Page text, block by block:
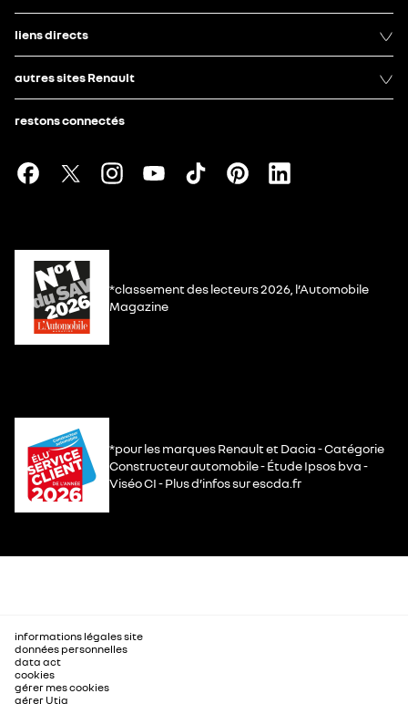
liens directs
autres sites Renault
restons connectés
*classement des lecteurs 2026, l’Automobile
Magazine
*pour les marques Renault et Dacia - Catégorie
Constructeur automobile - Étude Ipsos bva -
Viséo CI - Plus d’infos sur escda.fr
informations légales site
données personnelles
data act
cookies
gérer mes cookies
gérer Utiq